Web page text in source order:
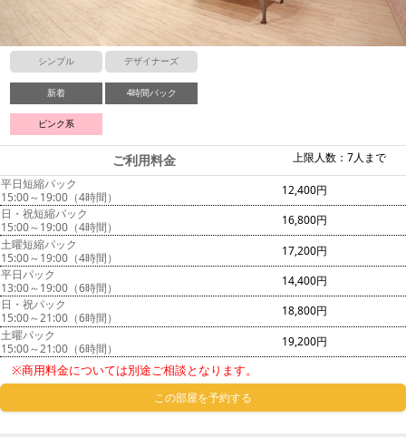
シンプル デザイナーズ
新着 4時間パック
ピンク系
上限人数：7人まで
ご利用料金
平日短縮パック
15:00～19:00（4時間）
12,400円
日・祝短縮パック
15:00～19:00（4時間）
16,800円
土曜短縮パック
15:00～19:00（4時間）
17,200円
平日パック
13:00～19:00（6時間）
14,400円
日・祝パック
15:00～21:00（6時間）
18,800円
土曜パック
15:00～21:00（6時間）
19,200円
※商用料金については別途ご相談となります。
この部屋を予約する